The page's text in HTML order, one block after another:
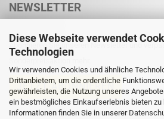
Diese Webseite verwendet
Technologien
Wir verwenden Cookies und ähnliche
Drittanbietern, um die ordentliche
gewährleisten, die Nutzung unseres
ein bestmögliches Einkaufserlebnis bieten zu
Informationen finden Sie in unserer
NEWSLETTER
Abonnieren Sie unseren Newsletter und
Sonderpreisaktion mehr.
Eine Abmeldung ist jederzeit möglich.